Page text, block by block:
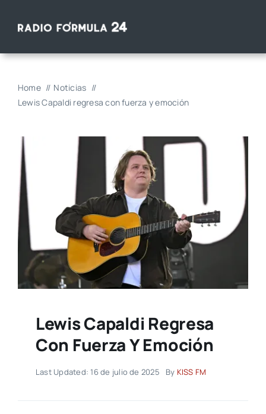
Home
Noticias
Lewis Capaldi regresa con fuerza y emoción
Lewis Capaldi Regresa
Con Fuerza Y Emoción
Last Updated: 16 de julio de 2025 By KISS FM